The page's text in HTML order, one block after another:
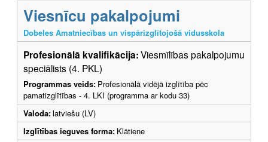
Viesnīcu pakalpojumi
Dobeles Amatniecības un vispārizglītojošā vidusskola
Profesionālā kvalifikācija:Viesmīlības pakalpojumu
speciālists (4. PKL)
Programmas veids: Profesionālā vidējā izglītība pēc
pamatizglītības - 4. LKI (programma ar kodu 33)
Valoda:latviešu (LV)
Izglītības ieguves forma: Klātiene